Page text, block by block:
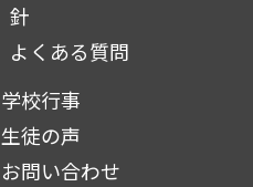
針
よくある質問
学校行事
生徒の声
お問い合わせ